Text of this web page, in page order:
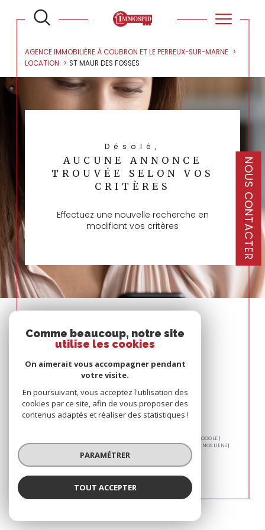
NOUS CONTACTER
AGENCE IMMOBILIÈRE À COUBRON ET LE PERREUX-SUR-MARNE
LOCATION
ST MAUR DES FOSSES
Désolé,
AUCUNE ANNONCE
TROUVÉE SELON VOS
CRITÈRES
Effectuez une nouvelle recherche en
modifiant vos critères
Espace
Se connecter
© 2026 | TOUS DROITS RÉSERVÉS | TRADUCTION POWERED BY GOOGLE |
PLAN DU SITE
MENTIONS LÉGALES NOS HONORAIRES ADMIN
NOS LIENS
POLITIQUE RGPD
Comme beaucoup, notre site
utilise les cookies
On aimerait vous accompagner pendant
votre visite.
En poursuivant, vous acceptez l'utilisation des
cookies par ce site, afin de vous proposer des
contenus adaptés et réaliser des statistiques !
PARAMÉTRER
TOUT ACCEPTER